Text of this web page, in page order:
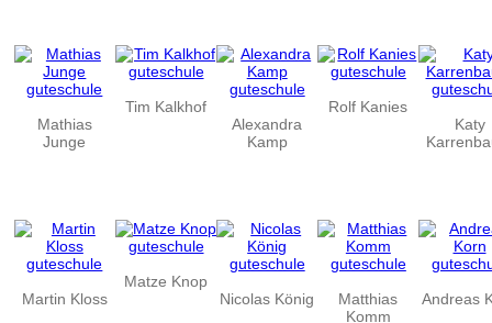
Mathias
Junge
Tim Kalkhof
Alexandra
Kamp
Rolf Kanies
Katy
Martin Kloss
Matze Knop
Nicolas König
Matthias
Komm
Andreas